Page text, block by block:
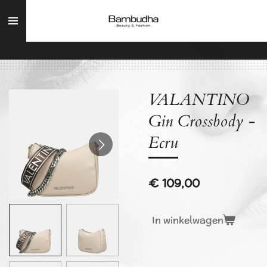
direct
hoofdinhoud
VALANTINO
Gin Crossbody -
Ecru
€ 109,00
In winkelwagen